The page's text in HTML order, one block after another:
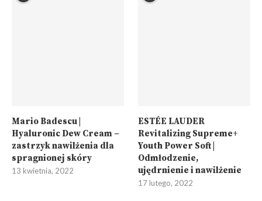
Mario Badescu |
Hyaluronic Dew Cream –
zastrzyk nawilżenia dla
spragnionej skóry
13 kwietnia, 2022
ESTÉE LAUDER
Revitalizing Supreme+
Youth Power Soft |
Odmłodzenie,
ujędrnienie i nawilżenie
17 lutego, 2022